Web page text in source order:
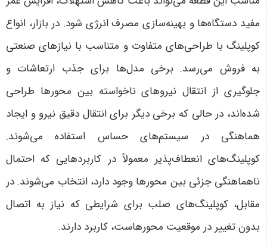
مفید دستگاه‌ها و بهینه‌سازی مصرف انرژی شود. در بازار، انواع
کوپلینگ با طراحی‌های متفاوت و متناسب با نیازهای صنعتی
به فروش می‌رسد. برخی مدل‌ها برای جذب ارتعاشات و
جلوگیری از انتقال نیروهای ناخواسته بین محورها طراحی
شده‌اند، در حالی که برخی دیگر برای انتقال دقیق نیرو و ایجاد
هماهنگی در سیستم‌های حساس استفاده می‌شوند.
کوپلینگ‌های انعطاف‌پذیر معمولاً در کاربردهایی که احتمال
ناهماهنگی جزئی بین محورها وجود دارد، انتخاب می‌شوند. در
مقابل، کوپلینگ‌های صلب برای شرایطی که نیاز به اتصال
بدون تغییر در موقعیت محورهاست، کاربرد دارند.